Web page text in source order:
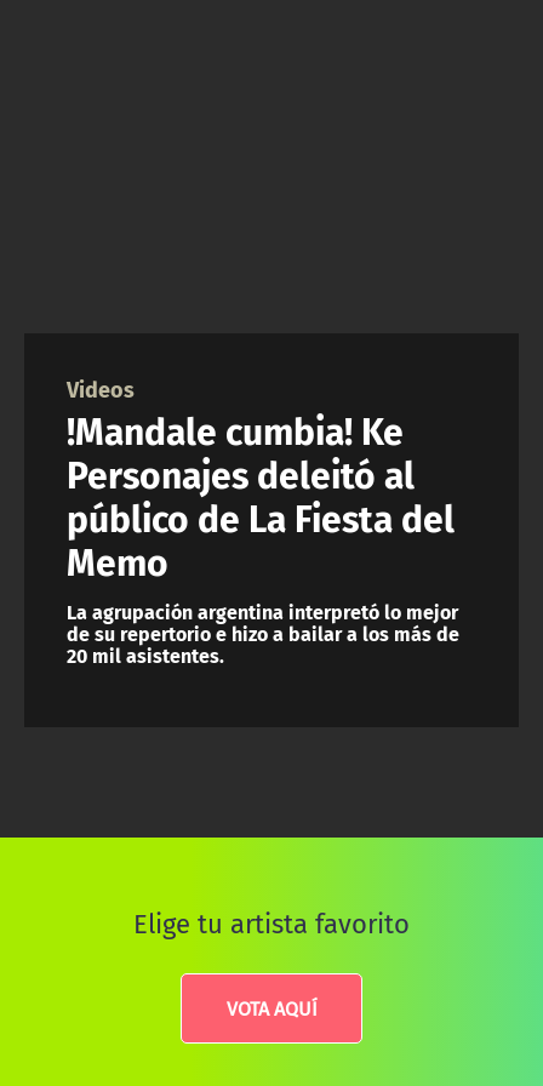
Videos
!Mandale cumbia! Ke
Personajes deleitó al
público de La Fiesta del
Memo
La agrupación argentina interpretó lo mejor
de su repertorio e hizo a bailar a los más de
20 mil asistentes.
Elige tu artista favorito
VOTA AQUÍ